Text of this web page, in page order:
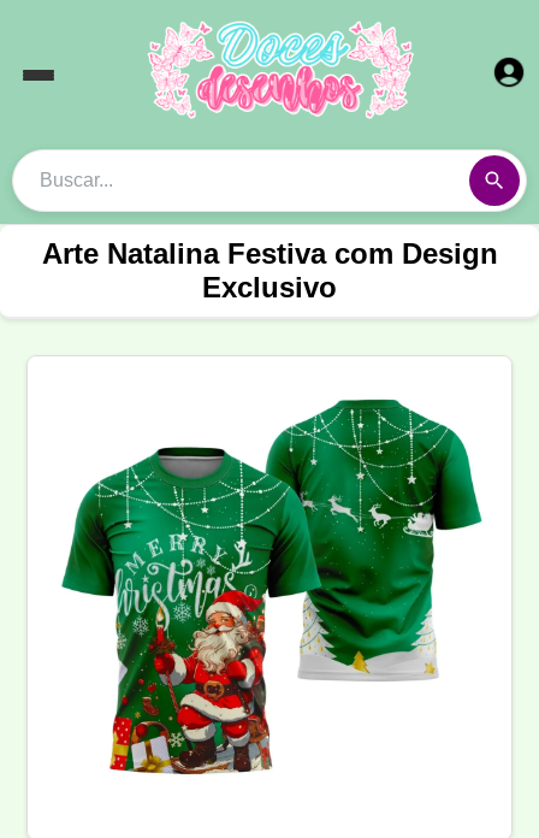
Arte Natalina Festiva com Design
Exclusivo